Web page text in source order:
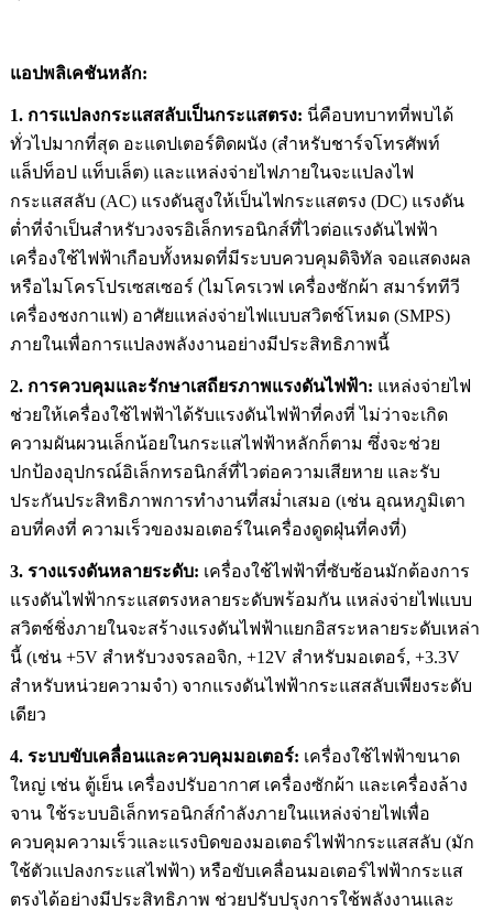
แอปพลิเคชันหลัก:
1. การแปลงกระแสสลับเป็นกระแสตรง: นี่คือบทบาทที่พบได้
ทั่วไปมากที่สุด อะแดปเตอร์ติดผนัง (สำหรับชาร์จโทรศัพท์
แล็ปท็อป แท็บเล็ต) และแหล่งจ่ายไฟภายในจะแปลงไฟ
กระแสสลับ (AC) แรงดันสูงให้เป็นไฟกระแสตรง (DC) แรงดัน
ต่ำที่จำเป็นสำหรับวงจรอิเล็กทรอนิกส์ที่ไวต่อแรงดันไฟฟ้า
เครื่องใช้ไฟฟ้าเกือบทั้งหมดที่มีระบบควบคุมดิจิทัล จอแสดงผล
หรือไมโครโปรเซสเซอร์ (ไมโครเวฟ เครื่องซักผ้า สมาร์ททีวี
เครื่องชงกาแฟ) อาศัยแหล่งจ่ายไฟแบบสวิตช์โหมด (SMPS)
ภายในเพื่อการแปลงพลังงานอย่างมีประสิทธิภาพนี้
2. การควบคุมและรักษาเสถียรภาพแรงดันไฟฟ้า: แหล่งจ่ายไฟ
ช่วยให้เครื่องใช้ไฟฟ้าได้รับแรงดันไฟฟ้าที่คงที่ ไม่ว่าจะเกิด
ความผันผวนเล็กน้อยในกระแสไฟฟ้าหลักก็ตาม ซึ่งจะช่วย
ปกป้องอุปกรณ์อิเล็กทรอนิกส์ที่ไวต่อความเสียหาย และรับ
ประกันประสิทธิภาพการทำงานที่สม่ำเสมอ (เช่น อุณหภูมิเตา
อบที่คงที่ ความเร็วของมอเตอร์ในเครื่องดูดฝุ่นที่คงที่)
3. รางแรงดันหลายระดับ: เครื่องใช้ไฟฟ้าที่ซับซ้อนมักต้องการ
แรงดันไฟฟ้ากระแสตรงหลายระดับพร้อมกัน แหล่งจ่ายไฟแบบ
สวิตช์ชิ่งภายในจะสร้างแรงดันไฟฟ้าแยกอิสระหลายระดับเหล่า
นี้ (เช่น +5V สำหรับวงจรลอจิก, +12V สำหรับมอเตอร์, +3.3V
สำหรับหน่วยความจำ) จากแรงดันไฟฟ้ากระแสสลับเพียงระดับ
เดียว
4. ระบบขับเคลื่อนและควบคุมมอเตอร์: เครื่องใช้ไฟฟ้าขนาด
ใหญ่ เช่น ตู้เย็น เครื่องปรับอากาศ เครื่องซักผ้า และเครื่องล้าง
จาน ใช้ระบบอิเล็กทรอนิกส์กำลังภายในแหล่งจ่ายไฟเพื่อ
ควบคุมความเร็วและแรงบิดของมอเตอร์ไฟฟ้ากระแสสลับ (มัก
ใช้ตัวแปลงกระแสไฟฟ้า) หรือขับเคลื่อนมอเตอร์ไฟฟ้ากระแส
ตรงได้อย่างมีประสิทธิภาพ ช่วยปรับปรุงการใช้พลังงานและ